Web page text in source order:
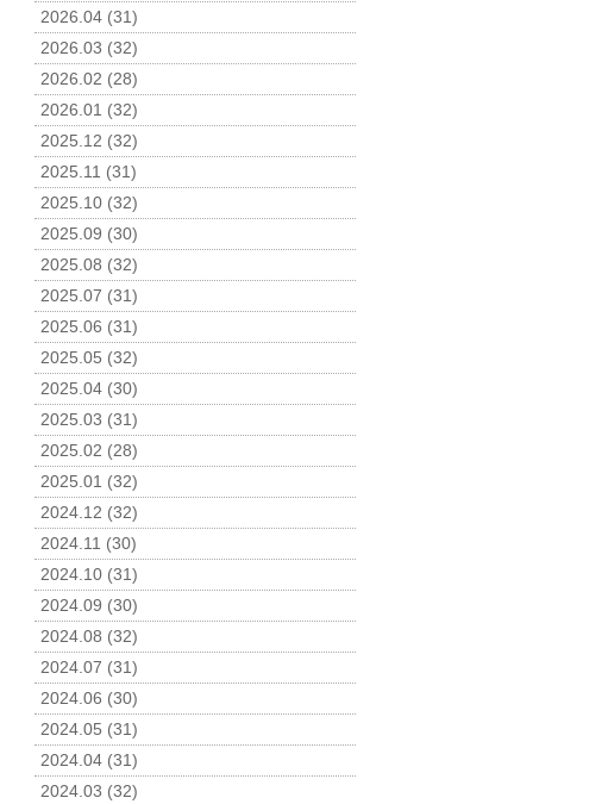
2026.04 (31)
2026.03 (32)
2026.02 (28)
2026.01 (32)
2025.12 (32)
2025.11 (31)
2025.10 (32)
2025.09 (30)
2025.08 (32)
2025.07 (31)
2025.06 (31)
2025.05 (32)
2025.04 (30)
2025.03 (31)
2025.02 (28)
2025.01 (32)
2024.12 (32)
2024.11 (30)
2024.10 (31)
2024.09 (30)
2024.08 (32)
2024.07 (31)
2024.06 (30)
2024.05 (31)
2024.04 (31)
2024.03 (32)